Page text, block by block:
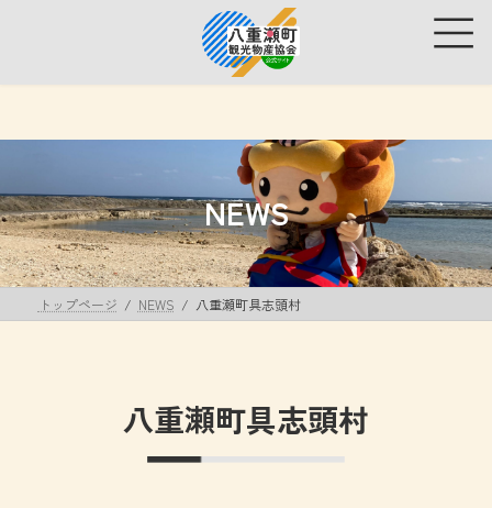
ス
プ
ン
動
NEWS
トップページ NEWS 八重瀬町具志頭村
八重瀬町具志頭村